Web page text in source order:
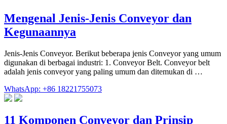
Mengenal Jenis-Jenis Conveyor dan
Kegunaannya
Jenis-Jenis Conveyor. Berikut beberapa jenis Conveyor yang umum
digunakan di berbagai industri: 1. Conveyor Belt. Conveyor belt
adalah jenis conveyor yang paling umum dan ditemukan di …
WhatsApp: +86 18221755073
11 Komponen Conveyor dan Prinsip